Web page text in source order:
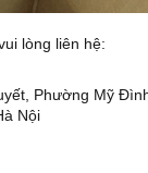
lòng liên hệ:
Phường Mỹ
Nội